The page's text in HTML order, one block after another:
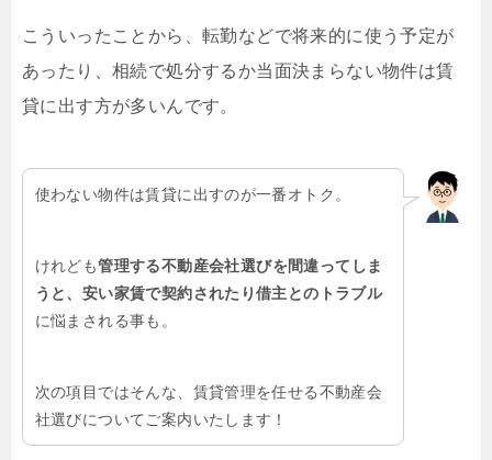
こういったことから、転勤などで将来的に使う予定が
あったり、相続で処分するか当面決まらない物件は賃
貸に出す方が多いんです。
使わない物件は賃貸に出すのが一番オトク。
けれども管理する不動産会社選びを間違ってしま
うと、安い家賃で契約されたり借主とのトラブル
に悩まされる事も。
次の項目ではそんな、賃貸管理を任せる不動産会
社選びについてご案内いたします！